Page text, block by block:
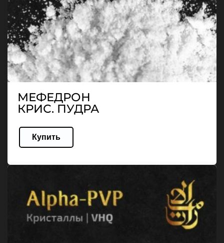
МЕФЕДРОН
КРИС. ПУДРА
Купить